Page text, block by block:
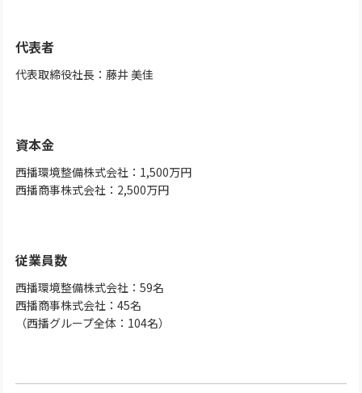
代表者
代表取締役社長：藤井 美佳
資本金
西播環境整備株式会社：1,500万円
西播商事株式会社：2,500万円
従業員数
西播環境整備株式会社：59名
西播商事株式会社：45名
（西播グループ全体：104名）